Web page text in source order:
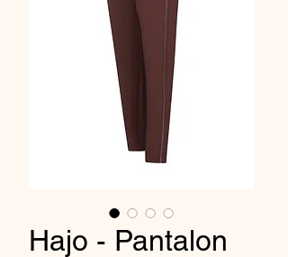
Hajo - Pantalon